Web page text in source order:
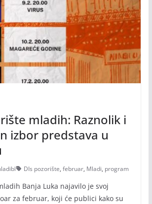
mladih: Raznolik i
izbor predstava u
DIs pozorište, februar, Mladi, program
Banja Luka najavilo je svoj
za februar, koji će publici kako su